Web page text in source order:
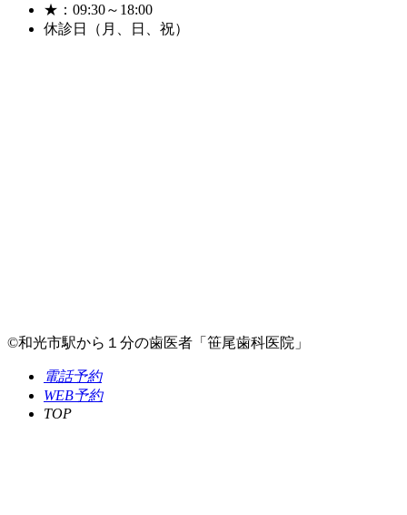
★：09:30～18:00
休診日（月、日、祝）
©和光市駅から１分の歯医者「笹尾歯科医院」
電話予約
WEB予約
TOP